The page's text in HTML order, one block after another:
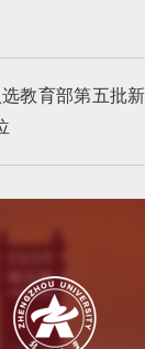
教育部第五批